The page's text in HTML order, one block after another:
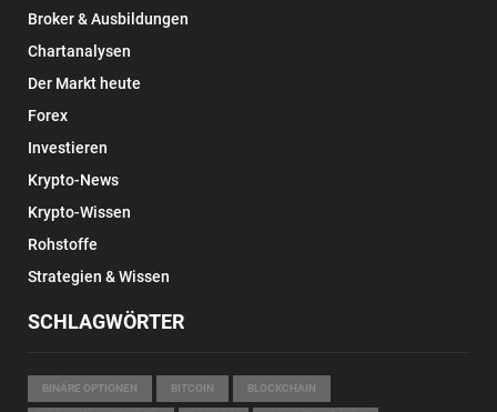
Broker & Ausbildungen
Chartanalysen
Der Markt heute
Forex
Investieren
Krypto-News
Krypto-Wissen
Rohstoffe
Strategien & Wissen
SCHLAGWÖRTER
BINÄRE OPTIONEN BITCOIN BLOCKCHAIN